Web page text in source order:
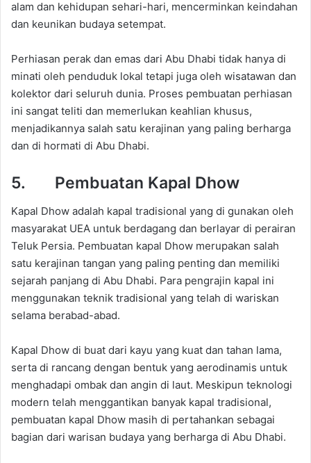
alam dan kehidupan sehari-hari, mencerminkan keindahan
dan keunikan budaya setempat.
Perhiasan perak dan emas dari Abu Dhabi tidak hanya di
minati oleh penduduk lokal tetapi juga oleh wisatawan dan
kolektor dari seluruh dunia. Proses pembuatan perhiasan
ini sangat teliti dan memerlukan keahlian khusus,
menjadikannya salah satu kerajinan yang paling berharga
dan di hormati di Abu Dhabi.
5. Pembuatan Kapal Dhow
Kapal Dhow adalah kapal tradisional yang di gunakan oleh
masyarakat UEA untuk berdagang dan berlayar di perairan
Teluk Persia. Pembuatan kapal Dhow merupakan salah
satu kerajinan tangan yang paling penting dan memiliki
sejarah panjang di Abu Dhabi. Para pengrajin kapal ini
menggunakan teknik tradisional yang telah di wariskan
selama berabad-abad.
Kapal Dhow di buat dari kayu yang kuat dan tahan lama,
serta di rancang dengan bentuk yang aerodinamis untuk
menghadapi ombak dan angin di laut. Meskipun teknologi
modern telah menggantikan banyak kapal tradisional,
pembuatan kapal Dhow masih di pertahankan sebagai
bagian dari warisan budaya yang berharga di Abu Dhabi.